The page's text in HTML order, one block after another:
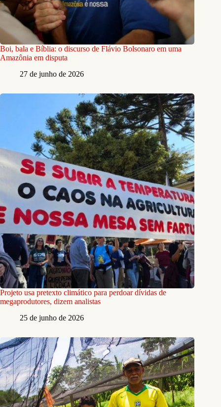
Boi, bala e Bíblia: o discurso de Flávio Bolsonaro em uma
Amazônia em disputa
27 de junho de 2026
Projeto usa pretexto climático para perdoar dívidas de
megaprodutores, dizem analistas
25 de junho de 2026